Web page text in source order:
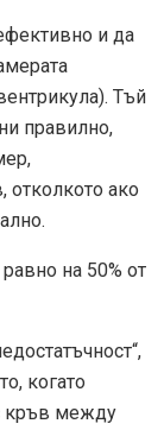
и да
Тъй
правилно,
ако
на 50% от
когато
кръв между